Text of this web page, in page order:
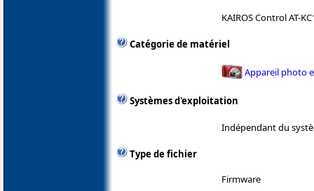
KAIROS Control AT-
Catégorie de matériel
Appareil photo
Systèmes d'exploitation
Indépendant du
Type de fichier
Firmware